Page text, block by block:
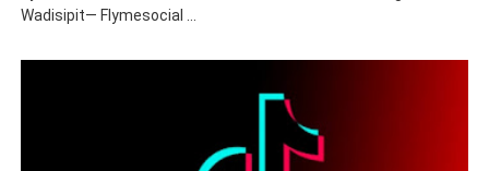
Wadisipit— Flymesocial ...